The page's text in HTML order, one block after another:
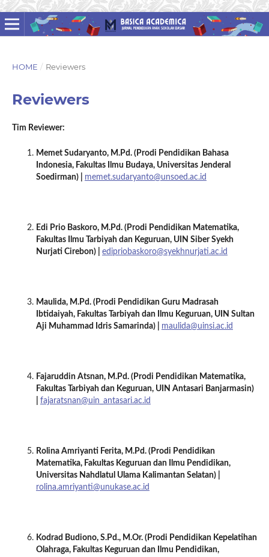
HOME / Reviewers
Reviewers
Tim Reviewer:
Memet Sudaryanto, M.Pd. (Prodi Pendidikan Bahasa
Indonesia, Fakultas Ilmu Budaya, Universitas Jenderal
Soedirman) | memet.sudaryanto@unsoed.ac.id
Edi Prio Baskoro, M.Pd. (Prodi Pendidikan Matematika,
Fakultas Ilmu Tarbiyah dan Keguruan, UIN Siber Syekh
Nurjati Cirebon) | edipriobaskoro@syekhnurjati.ac.id
Maulida, M.Pd. (Prodi Pendidikan Guru Madrasah
Ibtidaiyah, Fakultas Tarbiyah dan Ilmu Keguruan, UIN Sultan
Aji Muhammad Idris Samarinda) | maulida@uinsi.ac.id
Fajaruddin Atsnan, M.Pd. (Prodi Pendidikan Matematika,
Fakultas Tarbiyah dan Keguruan, UIN Antasari Banjarmasin)
fajaratsnan@uin_antasari.ac.id
Rolina Amriyanti Ferita, M.Pd. (Prodi Pendidikan
Matematika, Fakultas Keguruan dan Ilmu Pendidikan,
Universitas Nahdlatul Ulama Kalimantan Selatan) |
rolina.amriyanti@unukase.ac.id
Kodrad Budiono, S.Pd., M.Or.(Prodi Pendidikan Kepelatihan
Olahraga, Fakultas Keguruan dan Ilmu Pendidikan,